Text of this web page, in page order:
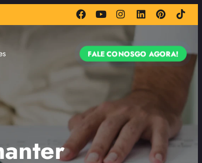
FALE CONOSGO AGORA!